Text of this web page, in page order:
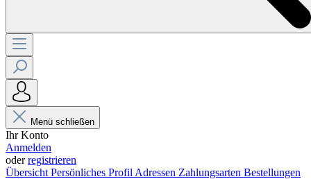
Menü schließen
Ihr Konto
Anmelden
oderregistrieren
Übersicht Persönliches Profil Adressen Zahlungsarten Bestellungen